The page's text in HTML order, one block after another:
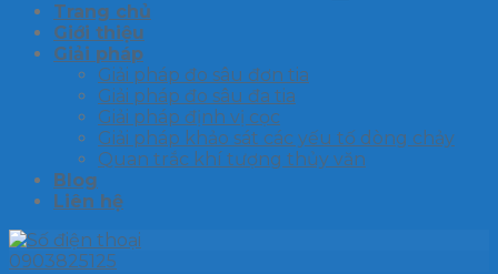
Trang chủ
Giới thiệu
Giải pháp
Giải pháp đo sâu đơn tia
Giải pháp đo sâu đa tia
Giải pháp định vị cọc
Giải pháp khảo sát các yếu tố dòng chảy
Quan trắc khí tượng thủy văn
Blog
Liên hệ
0903825125